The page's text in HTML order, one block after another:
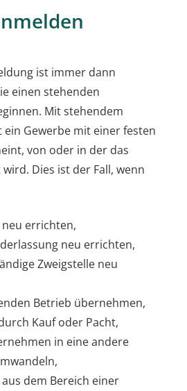
ist immer dann
einen stehenden
Mit stehendem
Gewerbe mit einer festen
von oder in der das
Dies ist der Fall, wenn
errichten,
neu errichten,
Zweigstelle neu
Betrieb übernehmen,
Kauf oder Pacht,
in eine andere
dem Bereich einer